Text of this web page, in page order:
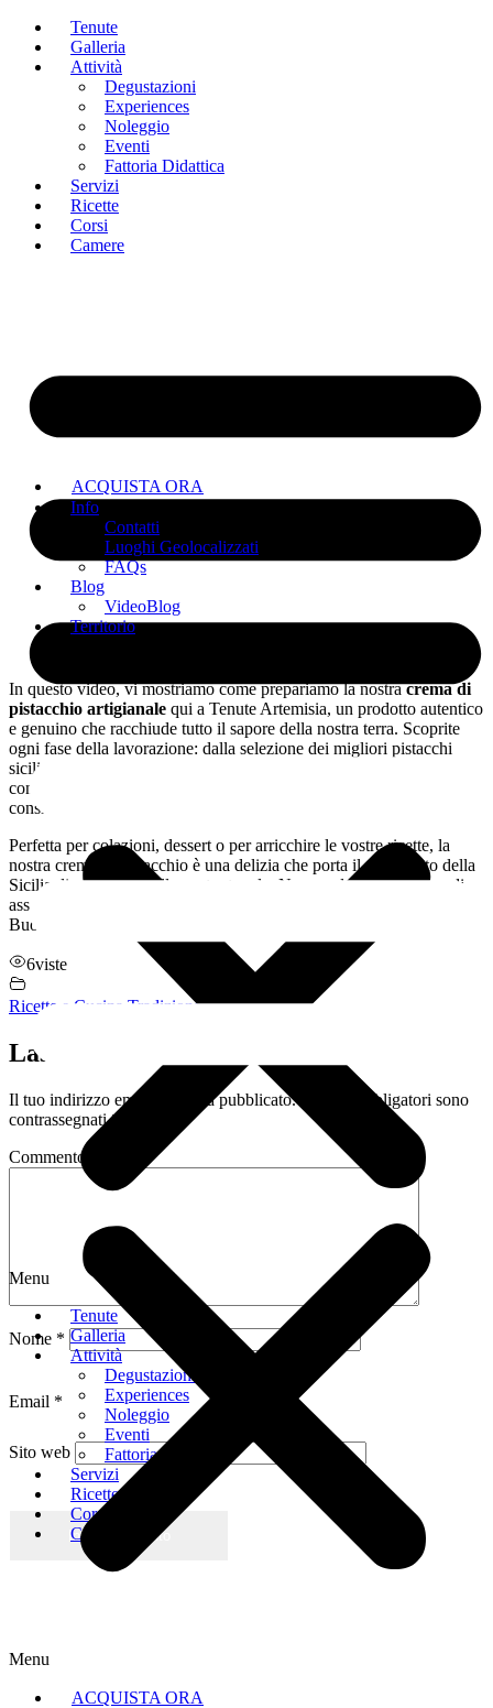
Crema di pistacchio
Vai
contenuto
Tenute
Galleria
Attività
Degustazioni
Experiences
Noleggio
Eventi
Fattoria Didattica
Servizi
Ricette
Corsi
Camere
Menu
Tenute
Galleria
Attività
Degustazioni
Experiences
Noleggio
Eventi
Fattoria Didattica
Servizi
Ricette
Corsi
Camere
ACQUISTA ORA
Info
Contatti
Luoghi Geolocalizzati
FAQs
Blog
VideoBlog
Territorio
Menu
ACQUISTA ORA
In questo video, vi mostriamo come prepariamo la nostracrema di
pistacchio artigianale qui a Tenute Artemisia, un prodotto autentico
e genuino che racchiude tutto il sapore della nostra terra. Scoprite
ogni fase della lavorazione: dalla selezione dei migliori pistacchi
siciliani, tostati e macinati con cura, fino alla preparazione e al
confezionamento, per garantirvi una crema dal gusto intenso e dalla
consistenza vellutata.
Perfetta per colazioni, dessert o per arricchire le vostre ricette, la
nostra crema di pistacchio è una delizia che porta il vero gusto della
Sicilia direttamente sulla vostra tavola. Non perdete l’occasione di
assaporare un prodotto di qualità, fatto con passione e tradizione.
Buona visione e… buon appetito!
6viste
Ricette e Cucina Tradizionale
Lascia un commento
Il tuo indirizzo email non sarà pubblicato.
I campi obbligatori sono
contrassegnati*
Commento
Nome *
Email *
Sito web